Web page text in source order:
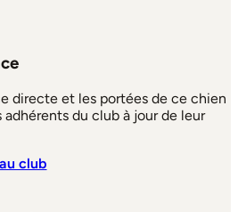
directe et les portées de ce chien
du club à jour de leur
club